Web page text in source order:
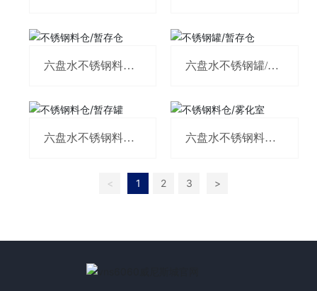
六盘水不锈钢料仓/
六盘水不锈钢罐/暂
六盘水不锈钢料仓/
六盘水不锈钢料仓/
< 1 2 3 >